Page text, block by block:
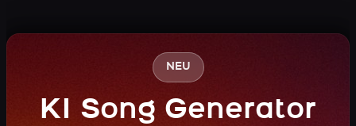
NEU
KI Song Generator